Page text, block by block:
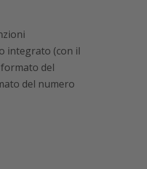
integrato (con il
del
del numero